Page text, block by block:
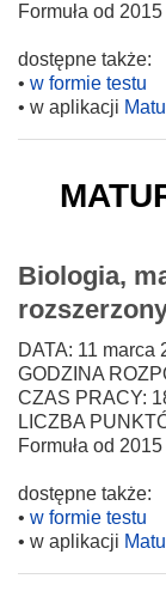
Formuła od
dostępne także:
• w formie testu
• w aplikacji
Biologia,
DATA: 11 marca
GODZINA
CZAS PRACY:
LICZBA
Formuła od
dostępne także:
• w formie testu
• w aplikacji